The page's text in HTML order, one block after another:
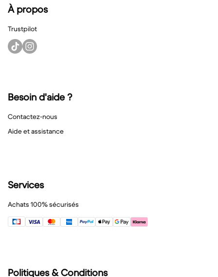
À propos
Trustpilot
Besoin d'aide ?
Contactez-nous
Aide et assistance
Services
Achats 100% sécurisés
Politiques & Conditions